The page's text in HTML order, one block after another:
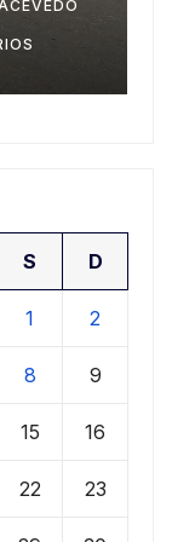
S D
1 2
8 9
15 16
22 23